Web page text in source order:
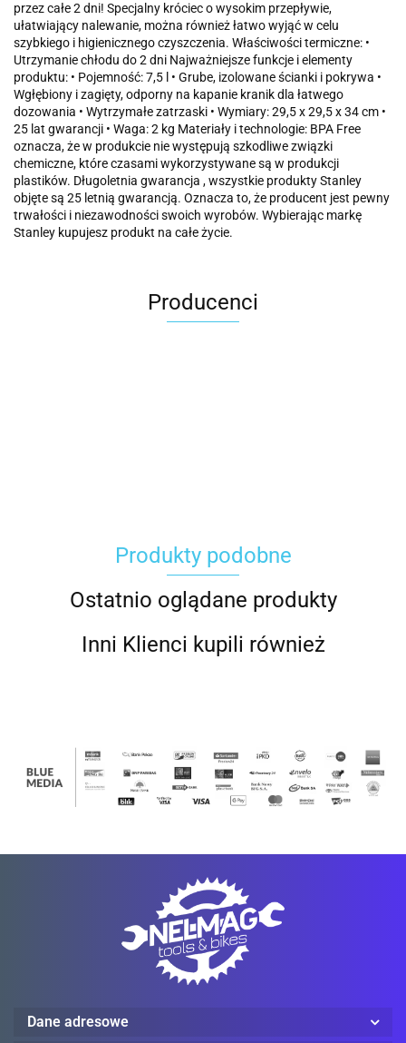
przez całe 2 dni! Specjalny króciec o wysokim przepływie,
ułatwiający nalewanie, można również łatwo wyjąć w celu
szybkiego i higienicznego czyszczenia. Właściwości termiczne: •
Utrzymanie chłodu do 2 dni Najważniejsze funkcje i elementy
produktu: • Pojemność: 7,5 l • Grube, izolowane ścianki i pokrywa •
Wgłębiony i zagięty, odporny na kapanie kranik dla łatwego
dozowania • Wytrzymałe zatrzaski • Wymiary: 29,5 x 29,5 x 34 cm •
25 lat gwarancji • Waga: 2 kg Materiały i technologie: BPA Free
oznacza, że w produkcie nie występują szkodliwe związki
chemiczne, które czasami wykorzystywane są w produkcji
plastików. Długoletnia gwarancja , wszystkie produkty Stanley
objęte są 25 letnią gwarancją. Oznacza to, że producent jest pewny
trwałości i niezawodności swoich wyrobów. Wybierając markę
Stanley kupujesz produkt na całe życie.
Producenci
Gerber
Ledlenser
Produkty podobne
Ostatnio oglądane produkty
Inni Klienci kupili również
Dane adresowe